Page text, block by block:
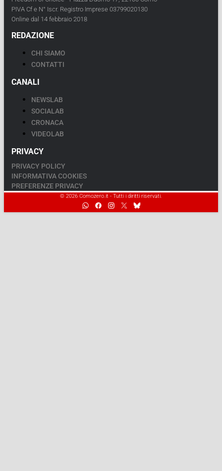
PIVA Cf e N° Iscr. Registro Imprese 03799020130
Online dal 14 febbraio 2018
REDAZIONE
CHI SIAMO
CONTATTI
CANALI
NEWSLAB
SOCIALAB
CRONACA
VIDEOLAB
PRIVACY
PRIVACY POLICY
INFORMATIVA COOKIES
PREFERENZE PRIVACY
© 2026 Comozero.it - Tutti i diritti riservati.